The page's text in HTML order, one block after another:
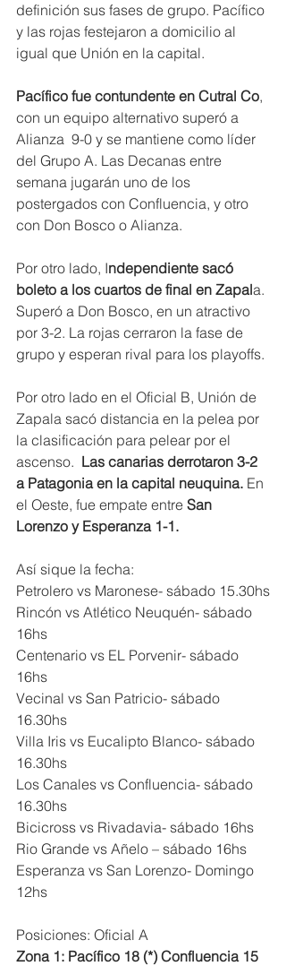
definición sus fases de grupo. Pacífico
y las rojas festejaron a domicilio al
igual que Unión en la capital.
Pacífico fue contundente en Cutral Co,
con un equipo alternativo superó a
Alianza  9-0 y se mantiene como líder
del Grupo A. Las Decanas entre
semana jugarán uno de los
postergados con Confluencia, y otro
con Don Bosco o Alianza.
Por otro lado, Independiente sacó
boleto a los cuartos de final en Zapala.
Superó a Don Bosco, en un atractivo
por 3-2. La rojas cerraron la fase de
grupo y esperan rival para los playoffs.
Por otro lado en el Oficial B, Unión de
Zapala sacó distancia en la pelea por
la clasificación para pelear por el
ascenso. Las canarias derrotaron 3-2
a Patagonia en la capital neuquina. En
el Oeste, fue empate entre San
Lorenzo y Esperanza 1-1.
Así sique la fecha:
Petrolero vs Maronese- sábado 15.30hs
Rincón vs Atlético Neuquén- sábado
16hs
Centenario vs EL Porvenir- sábado
16hs
Vecinal vs San Patricio- sábado
16.30hs
Villa Iris vs Eucalipto Blanco- sábado
16.30hs
Los Canales vs Confluencia- sábado
16.30hs
Bicicross vs Rivadavia- sábado 16hs
Rio Grande vs Añelo – sábado 16hs
Esperanza vs San Lorenzo- Domingo
12hs
Posiciones: Oficial A
Zona 1: Pacífico 18 (*) Confluencia 15